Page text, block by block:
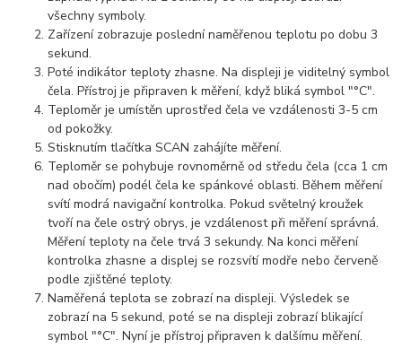
všechny symboly.
Zařízení zobrazuje poslední naměřenou teplotu po dobu 3
sekund.
Poté indikátor teploty zhasne. Na displeji je viditelný symbol
čela. Přístroj je připraven k měření, když bliká symbol "°C".
Teploměr je umístěn uprostřed čela ve vzdálenosti 3-5 cm
od pokožky.
Stisknutím tlačítka SCAN zahájíte měření.
Teploměr se pohybuje rovnoměrně od středu čela (cca 1 cm
nad obočím) podél čela ke spánkové oblasti. Během měření
svítí modrá navigační kontrolka. Pokud světelný kroužek
tvoří na čele ostrý obrys, je vzdálenost při měření správná.
Měření teploty na čele trvá 3 sekundy. Na konci měření
kontrolka zhasne a displej se rozsvítí modře nebo červeně
podle zjištěné teploty.
Naměřená teplota se zobrazí na displeji. Výsledek se
zobrazí na 5 sekund, poté se na displeji zobrazí blikající
symbol "°C". Nyní je přístroj připraven k dalšímu měření.